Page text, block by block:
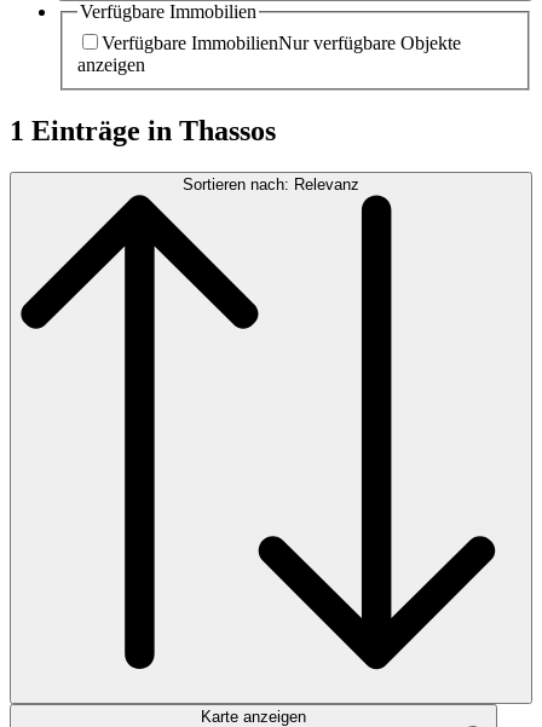
Verfügbare Immobilien
Verfügbare ImmobilienNur verfügbare Objekte
anzeigen
1 Einträge in Thassos
Sortieren nach: Relevanz
Karte anzeigen